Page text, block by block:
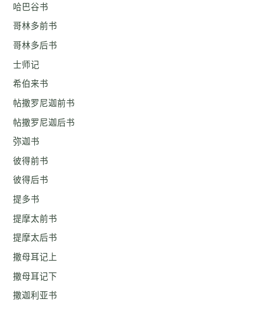
哈巴谷书
哥林多前书
哥林多后书
士师记
希伯来书
帖撒罗尼迦前书
帖撒罗尼迦后书
弥迦书
彼得前书
彼得后书
提多书
提摩太前书
提摩太后书
撒母耳记上
撒母耳记下
撒迦利亚书